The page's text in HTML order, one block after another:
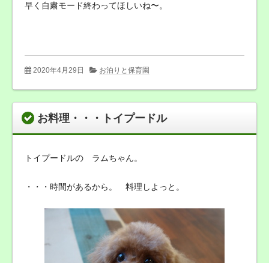
早く自粛モード終わってほしいね〜。
2020年4月29日 お泊りと保育園
お料理・・・トイプードル
トイプードルの ラムちゃん。
・・・時間があるから。 料理しよっと。